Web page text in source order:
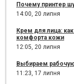
Почему принтер
14:00, 20 липня
Крем для лица:
комфорта кожи
12:05, 20 липня
Выбираем
11:23, 17 липня